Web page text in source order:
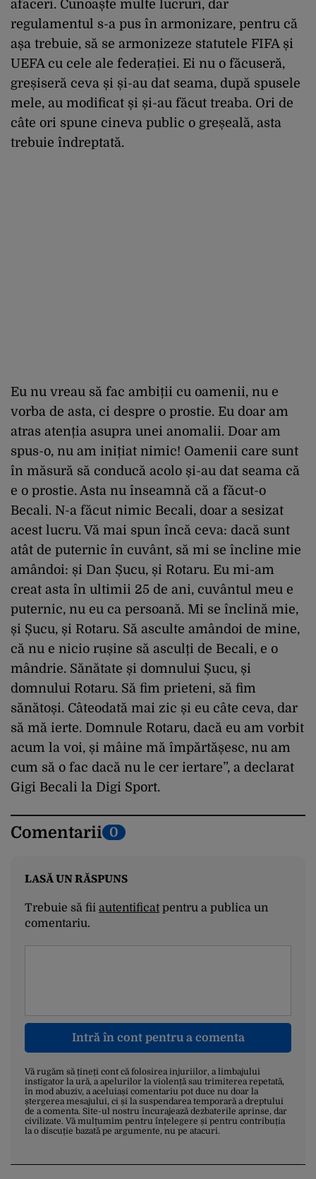
afaceri. Cunoaște multe lucruri, dar
regulamentul s-a pus în armonizare, pentru că
așa trebuie, să se armonizeze statutele FIFA și
UEFA cu cele ale federației. Ei nu o făcuseră,
greșiseră ceva și și-au dat seama, după spusele
mele, au modificat și și-au făcut treaba. Ori de
câte ori spune cineva public o greșeală, asta
trebuie îndreptată.
Eu nu vreau să fac ambiții cu oamenii, nu e
vorba de asta, ci despre o prostie. Eu doar am
atras atenția asupra unei anomalii. Doar am
spus-o, nu am inițiat nimic! Oamenii care sunt
în măsură să conducă acolo și-au dat seama că
e o prostie. Asta nu înseamnă că a făcut-o
Becali. N-a făcut nimic Becali, doar a sesizat
acest lucru. Vă mai spun încă ceva: dacă sunt
atât de puternic în cuvânt, să mi se încline mie
amândoi: și Dan Șucu, și Rotaru. Eu mi-am
creat asta în ultimii 25 de ani, cuvântul meu e
puternic, nu eu ca persoană. Mi se înclină mie,
și Șucu, și Rotaru. Să asculte amândoi de mine,
că nu e nicio rușine să asculți de Becali, e o
mândrie. Sănătate și domnului Șucu, și
domnului Rotaru. Să fim prieteni, să fim
sănătoși. Câteodată mai zic și eu câte ceva, dar
să mă ierte. Domnule Rotaru, dacă eu am vorbit
acum la voi, și mâine mă împărtășesc, nu am
cum să o fac dacă nu le cer iertare”, a declarat
Gigi Becali la Digi Sport.
Comentarii 0
LASĂ UN RĂSPUNS
Trebuie să fii autentificatpentru a publica un
comentariu.
Intră în cont pentru a comenta
Vă rugăm să țineți cont că folosirea injuriilor, a limbajului
instigator la ură, a apelurilor la violență sau trimiterea repetată,
în mod abuziv, a aceluiași comentariu pot duce nu doar la
ștergerea mesajului, ci și la suspendarea temporară a dreptului
de a comenta. Site-ul nostru încurajează dezbaterile aprinse, dar
civilizate. Vă mulțumim pentru înțelegere și pentru contribuția
la o discuție bazată pe argumente, nu pe atacuri.